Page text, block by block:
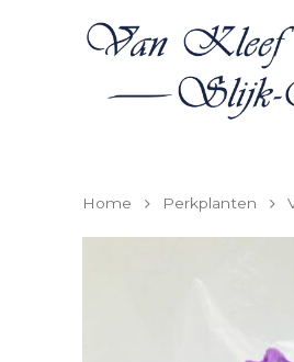
Hit enter to
Home Perkplanten